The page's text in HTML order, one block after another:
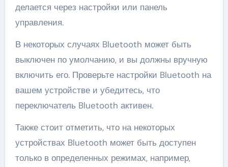
делается через настройки или панель
управления.
В некоторых случаях Bluetooth может быть
выключен по умолчанию, и вы должны вручную
включить его. Проверьте настройки Bluetooth на
вашем устройстве и убедитесь, что
переключатель Bluetooth активен.
Также стоит отметить, что на некоторых
устройствах Bluetooth может быть доступен
только в определенных режимах, например,